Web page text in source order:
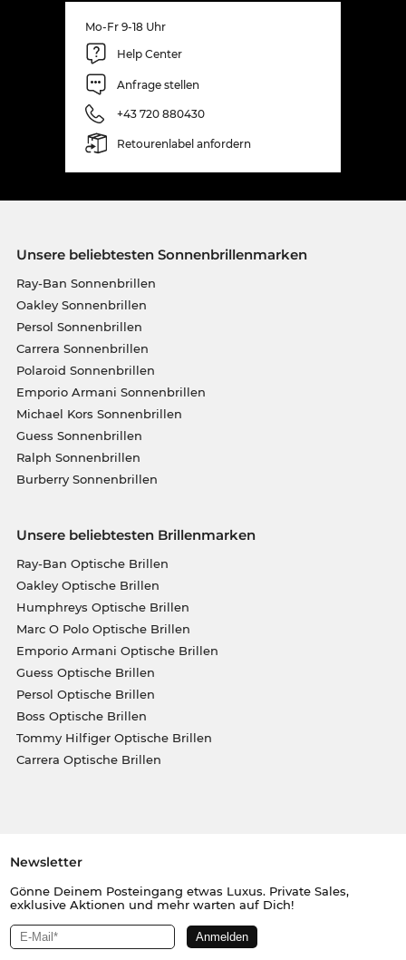
Mo-Fr 9-18 Uhr
Help Center
Anfrage stellen
+43 720 880430
Retourenlabel anfordern
Unsere beliebtesten Sonnenbrillenmarken
Ray-Ban Sonnenbrillen
Oakley Sonnenbrillen
Persol Sonnenbrillen
Carrera Sonnenbrillen
Polaroid Sonnenbrillen
Emporio Armani Sonnenbrillen
Michael Kors Sonnenbrillen
Guess Sonnenbrillen
Ralph Sonnenbrillen
Burberry Sonnenbrillen
Unsere beliebtesten Brillenmarken
Ray-Ban Optische Brillen
Oakley Optische Brillen
Humphreys Optische Brillen
Marc O Polo Optische Brillen
Emporio Armani Optische Brillen
Guess Optische Brillen
Persol Optische Brillen
Boss Optische Brillen
Tommy Hilfiger Optische Brillen
Carrera Optische Brillen
Newsletter
Gönne Deinem Posteingang etwas Luxus. Private Sales,
exklusive Aktionen und mehr warten auf Dich!